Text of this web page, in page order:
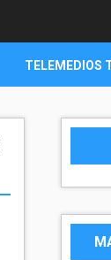
TELEMEDIOS